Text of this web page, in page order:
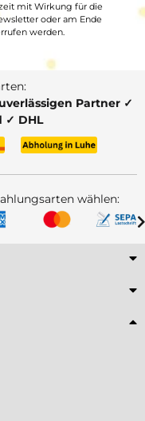
mit Wirkung für die
oder am Ende
werden.
Partner ✓
✓ DHL
wählen: